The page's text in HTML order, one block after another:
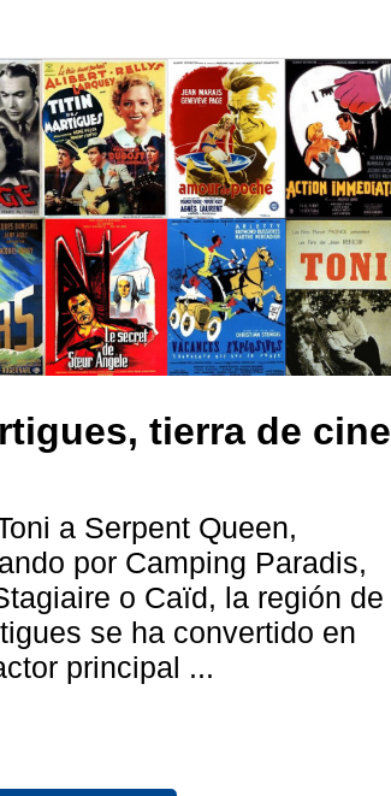
tierra de cine
a Serpent Queen,
por Camping Paradis,
o Caïd, la región de
se ha convertido en
principal ...